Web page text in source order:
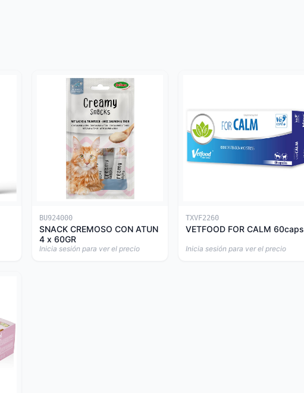
BU924000
SNACK CREMOSO CON ATUN
4 x 60GR
Inicia sesión para ver el precio
TXVF2260
VETFOOD FOR CALM 60caps
Inicia sesión para ver el precio